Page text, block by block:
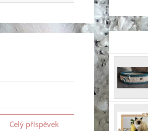
Celý příspěvek